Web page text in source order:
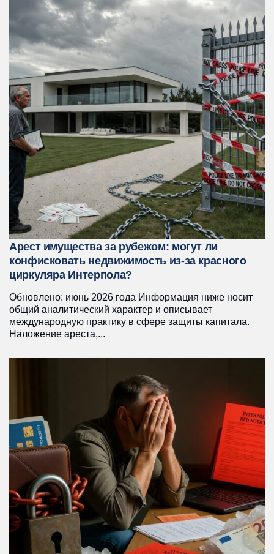
Арест имущества за рубежом: могут ли
конфисковать недвижимость из-за красного
циркуляра Интерпола?
Обновлено: июнь 2026 года Информация ниже носит
общий аналитический характер и описывает
международную практику в сфере защиты капитала.
Наложение ареста,...